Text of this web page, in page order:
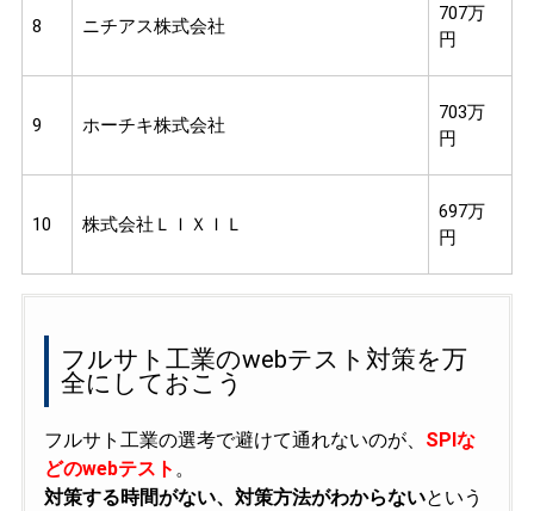
8 ニチアス株式会社
707万
円
9 ホーチキ株式会社
703万
円
10 株式会社ＬＩＸＩＬ
697万
円
フルサト工業のwebテスト対策を万
全にしておこう
フルサト工業の選考で避けて通れないのが、 SPIな
どのwebテスト 。
対策する時間がない、対策方法がわからないという